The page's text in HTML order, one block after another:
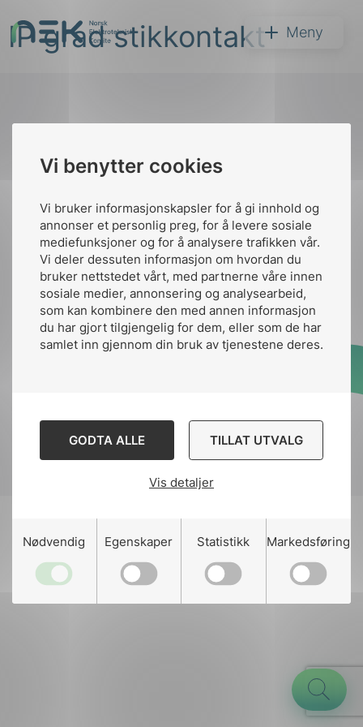
Vi benytter cookies
Vi bruker informasjonskapsler for å gi innhold og
annonser et personlig preg, for å levere sosiale
mediefunksjoner og for å analysere trafikken vår.
Vi deler dessuten informasjon om hvordan du
bruker nettstedet vårt, med partnerne våre innen
sosiale medier, annonsering og analysearbeid,
som kan kombinere den med annen informasjon
du har gjort tilgjengelig for dem, eller som de har
samlet inn gjennom din bruk av tjenestene deres.
GODTA ALLE TILLAT UTVALG
Vis detaljer
Nødvendig Egenskaper Statistikk Markedsføring
til
innhold
NEK Meny
Søk
IP grad stikkontakt
Kontakt oss
Ansatte
nek@nek.no
Kontakt
Bruk av Cookies